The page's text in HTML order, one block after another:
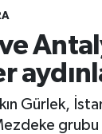
Gürlek,
grubu
Yoğunluk
Durumu ve